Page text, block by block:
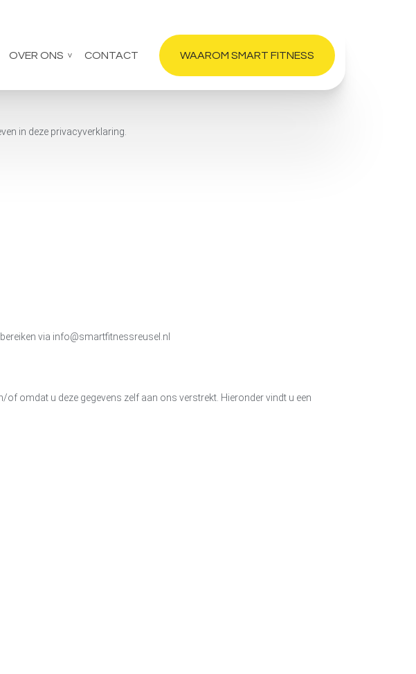
OVER ONS CONTACT WAAROM SMART FITNESS
in deze privacyverklaring.
bereiken via info@smartfitnessreusel.nl
omdat u deze gegevens zelf aan ons verstrekt. Hieronder vindt u een